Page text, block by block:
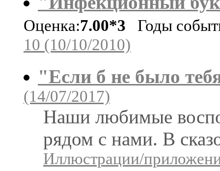
Оценка:7.00*3 Годы
10 (10/10/2010)
"Если б не было
(14/07/2017)
Наши любимые
рядом с нами. В
Иллюстрации/